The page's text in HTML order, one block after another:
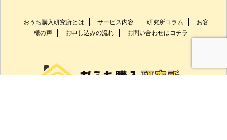
おうち購入研究所とは サービス内容 研究所コラム
お客
様の声
お申し込みの流れ お問い合わせはコチラ